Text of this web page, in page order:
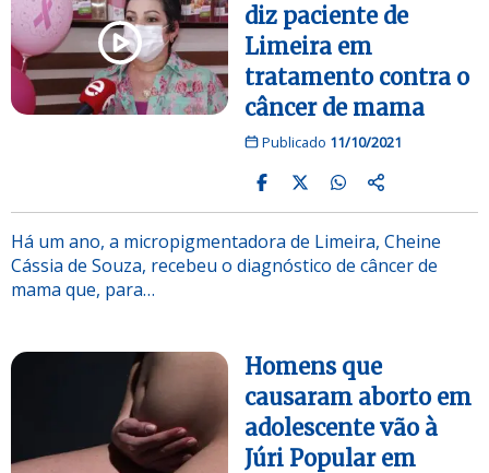
diz paciente de
Limeira em
tratamento contra o
câncer de mama
Publicado 11/10/2021
Há um ano, a micropigmentadora de Limeira, Cheine
Cássia de Souza, recebeu o diagnóstico de câncer de
mama que, para…
Homens que
causaram aborto em
adolescente vão à
Júri Popular em